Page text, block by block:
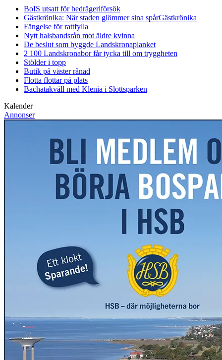
BoIS utsatt för bedrägeriförsök
Gästkrönika: När staden glömmer sina spårGästkrönika
Fängelse för rattfylla
Nytt halsbandsrån mot äldre kvinna
De beslut som byggde Landskronaplanket
2 100 Landskronabor får tycka till om tryggheten
Stölder i topp
Butik på väster rånad
Flotta flottar på plats
Bachatakväll med Klenia i Slottsparken
Kalender
Annonser